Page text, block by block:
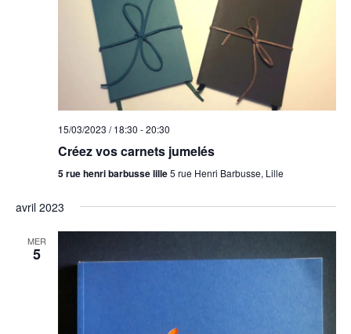
15/03/2023 / 18:30 -20:30
Créez vos carnets jumelés
5 rue henri barbusse lille5 rue Henri Barbusse, Lille
avril 2023
MER
5